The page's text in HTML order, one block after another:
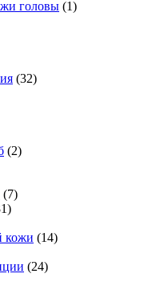
головы (1)
(32)
(2)
(7)
кожи (14)
(24)